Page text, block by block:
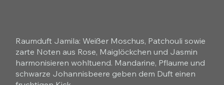
Raumduft Jamila: Weißer Moschus, Patchouli sowie
zarte Noten aus Rose, Maiglöckchen und Jasmin
harmonisieren wohltuend. Mandarine, Pflaume und
schwarze Johannisbeere geben dem Duft einen